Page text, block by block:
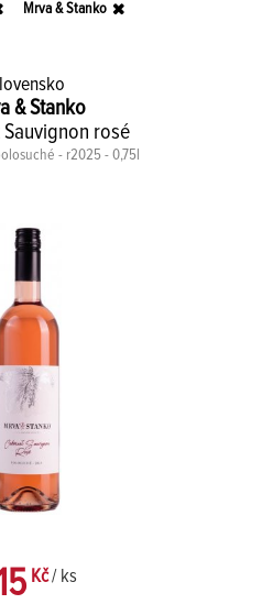
Mrva & Stanko
& Stanko
rosé
- r2025 - 0,75l
Kč/ ks